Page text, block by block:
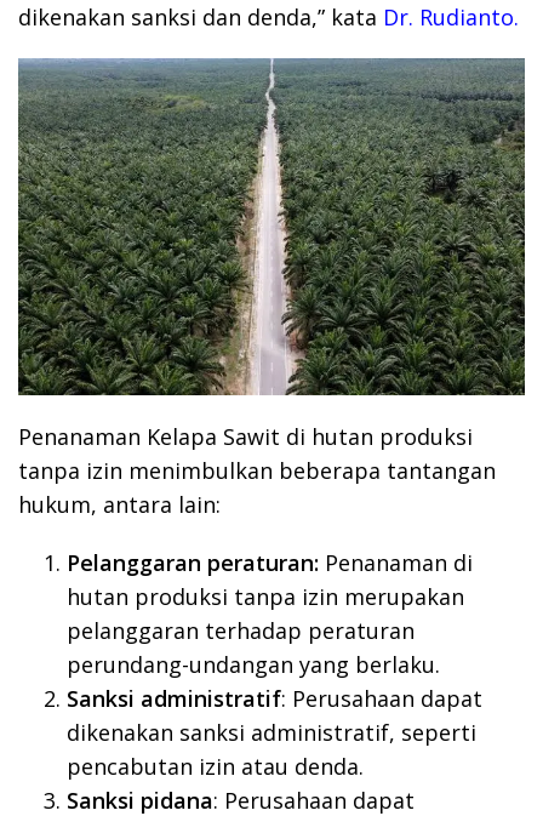
dikenakan sanksi dan denda,” kata Dr. Rudianto.
Penanaman Kelapa Sawit di hutan produksi
tanpa izin menimbulkan beberapa tantangan
hukum, antara lain:
Pelanggaran peraturan: Penanaman di
hutan produksi tanpa izin merupakan
pelanggaran terhadap peraturan
perundang-undangan yang berlaku.
Sanksi administratif: Perusahaan dapat
dikenakan sanksi administratif, seperti
pencabutan izin atau denda.
Sanksi pidana: Perusahaan dapat